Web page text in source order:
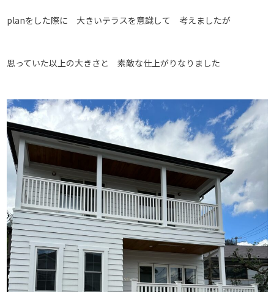
planをした際に 大きいテラスを意識して 考えましたが
思っていた以上の大きさと 素敵な仕上がりなりました